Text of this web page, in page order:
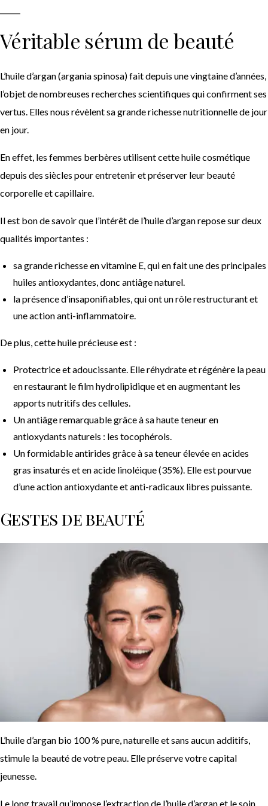
Véritable sérum de beauté
L’huile d’argan (argania spinosa) fait depuis une vingtaine d’années,
l’objet de nombreuses recherches scientifiques qui confirment ses
vertus. Elles nous révèlent sa grande richesse nutritionnelle de jour
en jour.
En effet, les femmes berbères utilisent cette huile cosmétique
depuis des siècles pour entretenir et préserver leur beauté
corporelle et capillaire.
Il est bon de savoir que l’intérêt de l’huile d’argan repose sur deux
qualités importantes :
sa grande richesse en vitamine E, qui en fait une des principales
huiles antioxydantes, donc antiâge naturel.
la présence d’insaponifiables, qui ont un rôle restructurant et
une action anti-inflammatoire.
De plus, cette huile précieuse est :
Protectrice et adoucissante. Elle réhydrate et régénère la peau
en restaurant le film hydrolipidique et en augmentant les
apports nutritifs des cellules.
Un antiâge remarquable grâce à sa haute teneur en
antioxydants naturels : les tocophérols.
Un formidable antirides grâce à sa teneur élevée en acides
gras insaturés et en acide linoléique (35%). Elle est pourvue
d’une action antioxydante et anti-radicaux libres puissante.
Gestes de beauté
L’huile d’argan bio 100 % pure, naturelle et sans aucun additifs,
stimule la beauté de votre peau. Elle préserve votre capital
jeunesse.
Le long travail qu’impose l’extraction de l’huile d’argan et le soin